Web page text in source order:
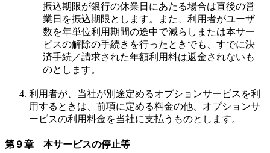
振込期限が銀行の休業日にあたる場合は直後の営
業日を振込期限とします。また、利用者がユーザ
数を年単位利用期間の途中で減らしまたは本サー
ビスの解除の手続きを行ったときでも、すでに決
済手続／請求された年額利用料は返金されないも
のとします。
利用者が、当社が別途定めるオプションサービスを利
用するときは、前項に定める料金の他、オプションサ
ービスの利用料金を当社に支払うものとします。
第９章 本サービスの停止等